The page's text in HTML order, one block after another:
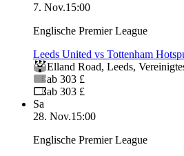
7. Nov.15:00
Englische Premier League
Leeds United vs Tottenham
Elland Road, Leeds,
ab 303 £
ab 303 £
Sa
28. Nov.15:00
Englische Premier League